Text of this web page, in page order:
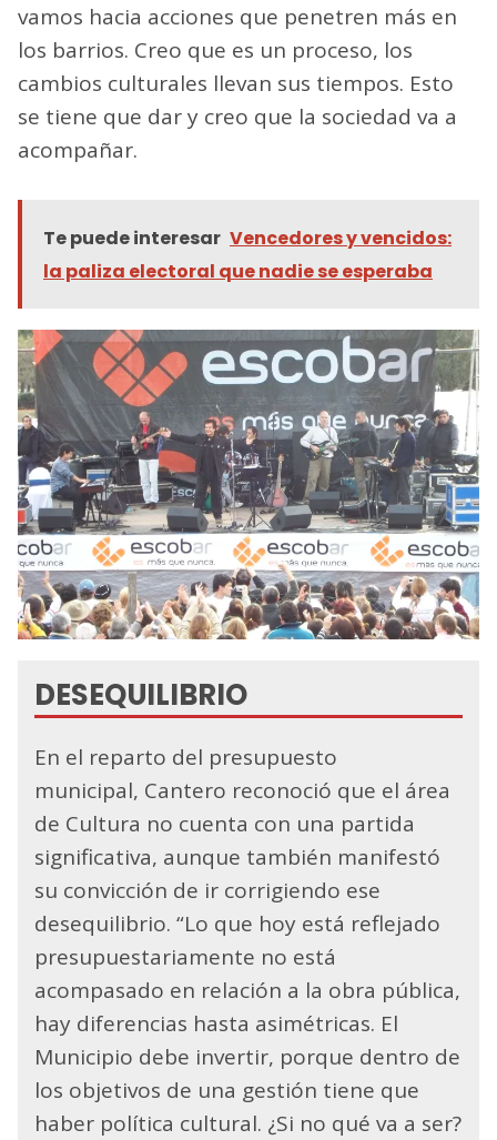
vamos hacia acciones que penetren más en
los barrios. Creo que es un proceso, los
cambios culturales llevan sus tiempos. Esto
se tiene que dar y creo que la sociedad va a
acompañar.
Te puede interesar Vencedores y vencidos:
la paliza electoral que nadie se esperaba
DESEQUILIBRIO
En el reparto del presupuesto
municipal, Cantero reconoció que el área
de Cultura no cuenta con una partida
significativa, aunque también manifestó
su convicción de ir corrigiendo ese
desequilibrio. “Lo que hoy está reflejado
presupuestariamente no está
acompasado en relación a la obra pública,
hay diferencias hasta asimétricas. El
Municipio debe invertir, porque dentro de
los objetivos de una gestión tiene que
haber política cultural. ¿Si no qué va a ser?